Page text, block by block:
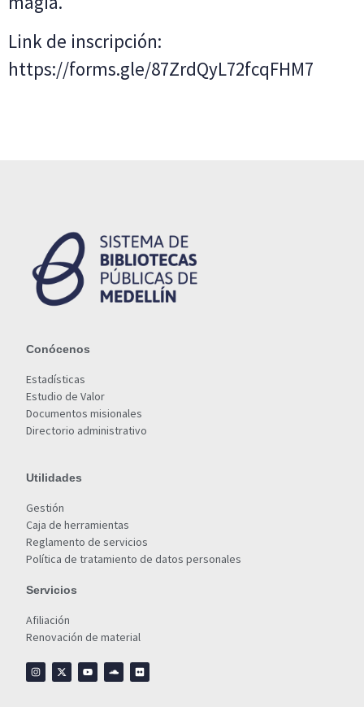
Link de inscripción:
https://forms.gle/87ZrdQyL72fcqFHM7
Conócenos
Estadísticas
Estudio de Valor
Documentos misionales
Directorio administrativo
Utilidades
Gestión
Caja de herramientas
Reglamento de servicios
Política de tratamiento de datos personales
Servicios
Afiliación
Renovación de material